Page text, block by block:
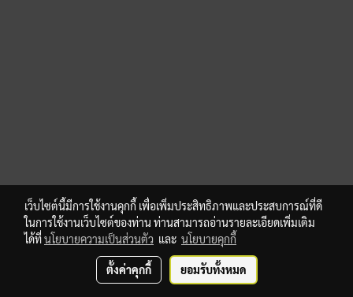
เว็บไซต์นี้มีการใช้งานคุกกี้ เพื่อเพิ่มประสิทธิภาพและประสบการณ์ที่ดี
ในการใช้งานเว็บไซต์ของท่าน ท่านสามารถอ่านรายละเอียดเพิ่มเติม
ได้ที่นโยบายความเป็นส่วนตัว และ นโยบายคุกกี้
ตั้งค่าคุกกี้ ยอมรับทั้งหมด